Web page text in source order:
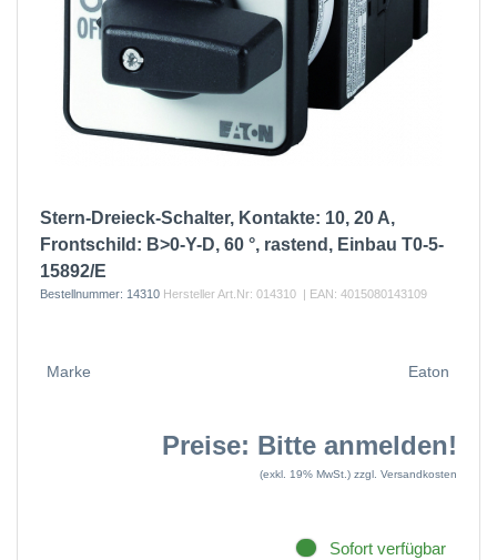
Stern-Dreieck-Schalter, Kontakte: 10, 20 A,
Frontschild: B>0-Y-D, 60 °, rastend, Einbau T0-5-
15892/E
Bestellnummer: 14310 Hersteller Art.Nr: 014310 | EAN: 4015080143109
Marke Eaton
Preise: Bitte anmelden!
(exkl. 19% MwSt.) zzgl. Versandkosten
Sofort verfügbar